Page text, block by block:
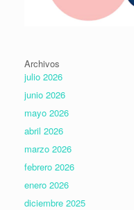
Archivos
julio 2026
junio 2026
mayo 2026
abril 2026
marzo 2026
febrero 2026
enero 2026
diciembre 2025